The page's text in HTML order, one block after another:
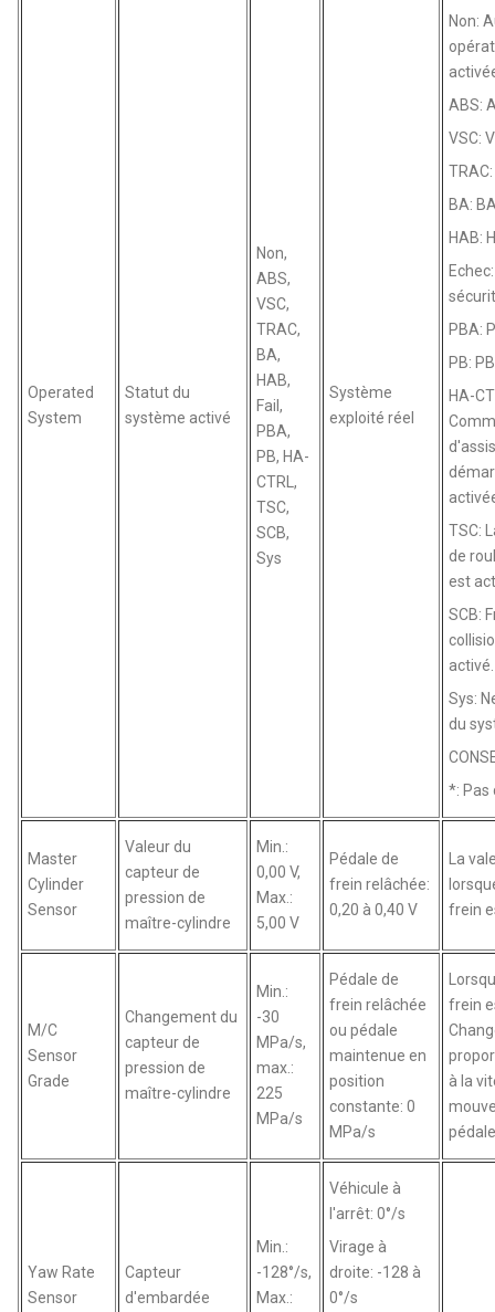
Operated
System
Statut du
système activé
Non,
ABS,
VSC,
TRAC,
BA,
HAB,
Fail,
PBA,
PB, HA-
CTRL,
TSC,
SCB,
Sys
Système
exploité réel
Non:
ABS:
VSC:
BA:
HAB:
PBA:
PB:
HA-
TSC:
de
est
SCB:
activé.
Sys:
du
*: Pas
Master
Cylinder
Sensor
Valeur du
capteur de
pression de
maître-cylindre
Min.:
0,00 V,
Max.:
5,00 V
Pédale de
frein relâchée:
0,20 à 0,40 V
La
frein
M/C
Sensor
Grade
Changement du
capteur de
pression de
maître-cylindre
Min.:
-30
MPa/s,
max.:
225
MPa/s
Pédale de
frein relâchée
ou pédale
maintenue en
position
constante: 0
MPa/s
frein
à la
Yaw Rate
Sensor
Capteur
d'embardée
Min.:
-128°/s,
Max.:
Véhicule à
l'arrêt: 0°/s
Virage à
droite: -128 à
0°/s